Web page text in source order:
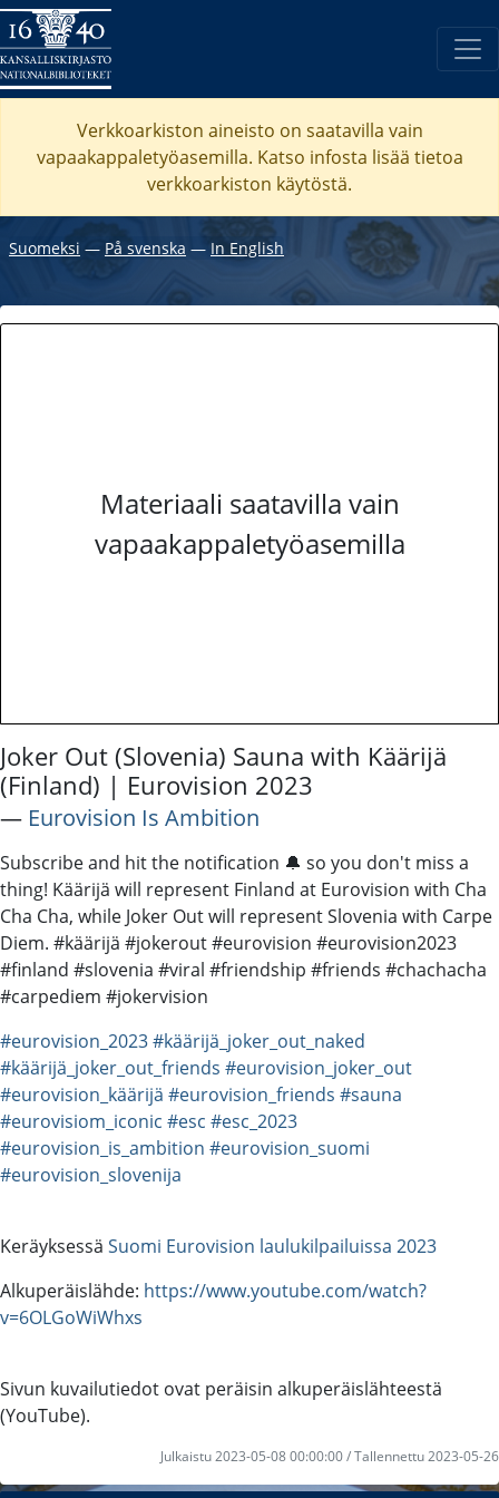
Verkkoarkiston aineisto on saatavilla vain
vapaakappaletyöasemilla. Katso infosta lisää tietoa
verkkoarkiston käytöstä.
Suomeksi ― På svenska ― In English
Materiaali saatavilla vain
vapaakappaletyöasemilla
Joker Out (Slovenia) Sauna with Käärijä
(Finland) | Eurovision 2023
― Eurovision Is Ambition
Subscribe and hit the notification 🔔 so you don't miss a
thing! Käärijä will represent Finland at Eurovision with Cha
Cha Cha, while Joker Out will represent Slovenia with Carpe
Diem. #käärijä #jokerout #eurovision #eurovision2023
#finland #slovenia #viral #friendship #friends #chachacha
#carpediem #jokervision
#eurovision_2023#käärijä_joker_out_naked
#käärijä_joker_out_friends #eurovision_joker_out
#eurovision_käärijä #eurovision_friends #sauna
#eurovisiom_iconic #esc #esc_2023
#eurovision_is_ambition #eurovision_suomi
#eurovision_slovenija
Keräyksessä Suomi Eurovision laulukilpailuissa 2023
Alkuperäislähde: https://www.youtube.com/watch?
v=6OLGoWiWhxs
Sivun kuvailutiedot ovat peräisin alkuperäislähteestä
(YouTube).
Julkaistu 2023-05-08 00:00:00 / Tallennettu 2023-05-26